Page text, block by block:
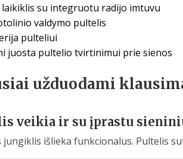
laikiklis su integruotu radijo imtuvu
valdymo pultelis
pulteliui
juosta pultelio tvirtinimui prie sienos
užduodami
veikia ir su įprastu
jungiklis išlieka funkcionalus. Pultelis